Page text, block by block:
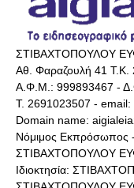
ΣΤΙΒΑΧΤΟΠΟΥΛΟΥ
Αθ. Φαραζουλή 41 Τ.Κ.
Α.Φ.Μ.: 999893467 -
Τ. 2691023507 -
Domain name:
Νόμιμος Εκπρόσωπος
ΣΤΙΒΑΧΤΟΠΟΥΛΟΥ
Ιδιοκτησία: